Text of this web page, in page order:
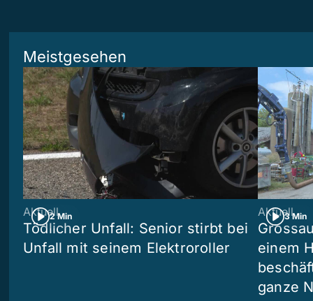
Meistgesehen
2 Min
Aktuell
Tödlicher Unfall: Senior stirbt bei
Unfall mit seinem Elektroroller
3 Min
Aktuell
einem
ganze